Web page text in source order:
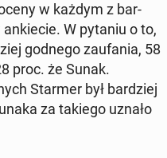
w każdym z bar­
W pytaniu o to,
godnego za­ufa­nia, 58
proc. że Sunak.
Starmer był bar­dziej
za takiego uznało